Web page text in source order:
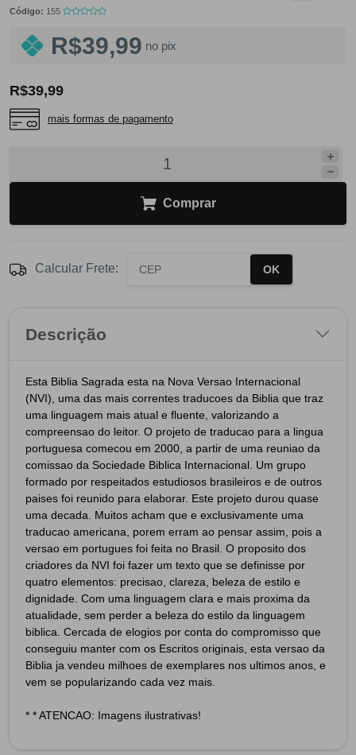
Código: 155
R$39,99 no pix
R$39,99
mais formas de pagamento
Comprar
Calcular Frete: OK
Descrição
Esta Biblia Sagrada esta na Nova Versao Internacional
(NVI), uma das mais correntes traducoes da Biblia que traz
uma linguagem mais atual e fluente, valorizando a
compreensao do leitor. O projeto de traducao para a lingua
portuguesa comecou em 2000, a partir de uma reuniao da
comissao da Sociedade Biblica Internacional. Um grupo
formado por respeitados estudiosos brasileiros e de outros
paises foi reunido para elaborar. Este projeto durou quase
uma decada. Muitos acham que e exclusivamente uma
traducao americana, porem erram ao pensar assim, pois a
versao em portugues foi feita no Brasil. O proposito dos
criadores da NVI foi fazer um texto que se definisse por
quatro elementos: precisao, clareza, beleza de estilo e
dignidade. Com uma linguagem clara e mais proxima da
atualidade, sem perder a beleza do estilo da linguagem
biblica. Cercada de elogios por conta do compromisso que
conseguiu manter com os Escritos originais, esta versao da
Biblia ja vendeu milhoes de exemplares nos ultimos anos, e
vem se popularizando cada vez mais.
* * ATENCAO: Imagens ilustrativas!